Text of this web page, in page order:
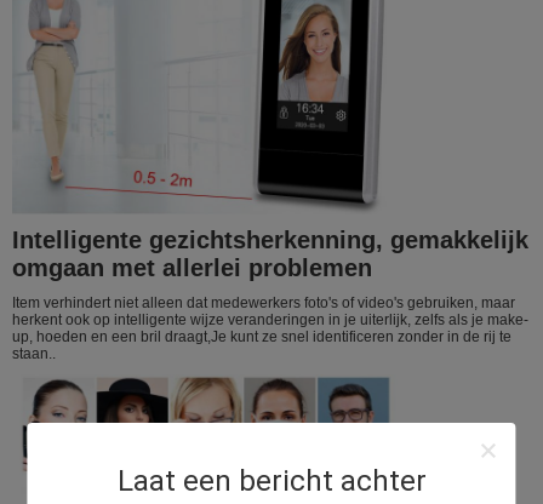
Laat een bericht achter
Intelligente gezichtsherkenning, gemakkelijk
omgaan met allerlei problemen
Item verhindert niet alleen dat medewerkers foto's of video's gebruiken, maar
herkent ook op intelligente wijze veranderingen in je uiterlijk, zelfs als je make-
up, hoeden en een bril draagt,Je kunt ze snel identificeren zonder in de rij te
staan..